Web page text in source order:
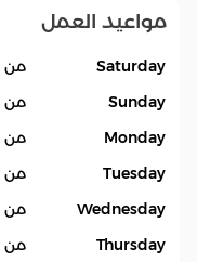
مواعيد العمل
Saturday من
Sunday
من
Monday
من
Tuesday
من
Wednesday
من
Thursday
من